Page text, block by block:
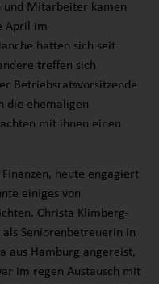
Mitarbeiter kamen
April im
hatten sich seit
treffen sich
Betriebsratsvorsitzende
die ehemaligen
mit ihnen einen
heute engagiert
einiges von
Christa Klimberg-
Seniorenbetreuerin in
aus Hamburg angereist,
im regen Austausch mit